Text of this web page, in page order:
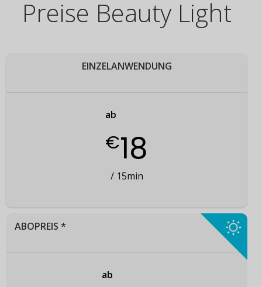
Preise Beauty Light
EINZELANWENDUNG
ab
€18
/ 15min
ABOPREIS *
ab